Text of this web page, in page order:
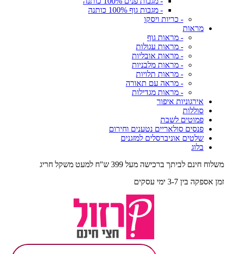
- מגבות גוף 100% כותנה
- כריות ויסקו
מראות
- מראות גוף
- מראות עגולות
- מראות אובליות
- מראות מלבניות
- מראות תלויות
- מראה עם תאורה
- מראות מגדילות
אירגוניות איפור
סוללות
פמוטים לשבת
פנסים סולאריים נטענים וחירום
שלטים אוניברסלים למזגנים
בלוג
משלוח חינם לביתך ברכישה מעל 399 ש"ח למעט משקל חריג
זמן אספקה בין 3-7 ימי עסקים